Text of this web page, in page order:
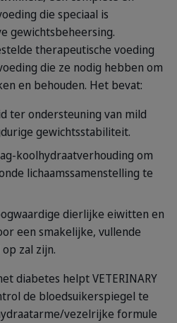
die speciaal is
gewichtsbeheersing.
therapeutische voeding
die ze nodig hebben om
en behouden. Het bevat:
ter ondersteuning van mild
gewichtsstabiliteit.
koolhydraatverhouding om
lichaamssamenstelling te
dierlijke eiwitten en
een smakelijke, vullende
zal zijn.
diabetes helpt VETERINARY
de bloedsuikerspiegel te
vezelrijke formule